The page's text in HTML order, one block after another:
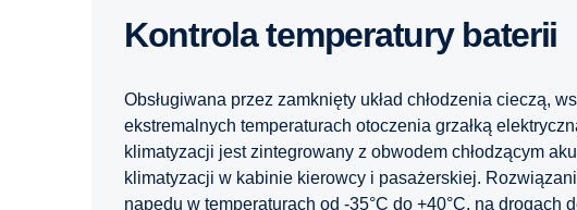
Kontrola temperatury baterii
Obsługiwana przez zamknięty układ chłodzenia cieczą,
ekstremalnych temperaturach otoczenia grzałką
klimatyzacji jest zintegrowany z obwodem chłodzącym
klimatyzacji w kabinie kierowcy i pasażerskiej.
napędu w temperaturach od -35°C do +40°C, na drogach